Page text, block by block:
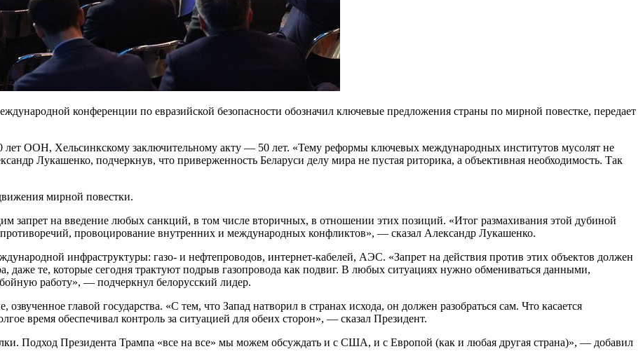
конференции по евразийской безопасности обозначил ключевые предложения страны по мирной повестке, передает
лет ООН, Хельсинкскому заключительному акту — 50 лет. «Тему реформы ключевых международных институтов мусолят не
Лукашенко, подчеркнув, что приверженность Беларуси делу мира не пустая риторика, а объективная необходимость. Так
мирной повестки.
запрет на введение любых санкций, в том числе вторичных, в отношении этих позиций. «Итог размахивания этой дубиной
провоцирование внутренних и международных конфликтов», — сказал Александр Лукашенко.
инфраструктуры: газо- и нефтепроводов, интернет-кабелей, АЭС. «Запрет на действия против этих объектов должен
даже те, которые сегодня трактуют подрыв газопровода как подвиг. В любых ситуациях нужно обмениваться данными,
работу», — подчеркнул белорусский лидер.
озвученное главой государства. «С тем, что Запад натворил в странах исхода, он должен разобраться сам. Что касается
время обеспечивал контроль за ситуацией для обеих сторон», — сказал Президент.
Подход Президента Трампа «все на все» мы можем обсуждать и с США, и с Европой (как и любая другая страна)», — добавил